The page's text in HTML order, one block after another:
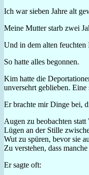
Ich war sieben Jahre alt
Meine Mutter starb zwei
Und in dem alten feuchten
So hatte alles begonnen.
Kim hatte die
unversehrt geblieben.
Er brachte mir Dinge bei,
Augen zu beobachten statt
Lügen an der Stille
Wut zu spüren, bevor sie
Zu verstehen, dass
Er sagte oft: